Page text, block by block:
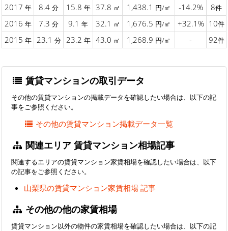
2017 年 8.4 分 15.8 年 37.8 ㎡ 1,438.1 円/㎡ -14.2% 8件
2016 年 7.3 分 9.1 年 32.1 ㎡ 1,676.5 円/㎡ +32.1% 10件
2015 年 23.1 分 23.2 年 43.0 ㎡ 1,268.9 円/㎡ - 92件
賃貸マンションの取引データ
その他の賃貸マンションの掲載データを確認したい場合は、以下の記
事をご参照ください。
その他の賃貸マンション掲載データ一覧
関連エリア 賃貸マンション相場記事
関連するエリアの賃貸マンション家賃相場を確認したい場合は、以下
の記事をご参照ください。
山梨県の賃貸マンション家賃相場 記事
その他の他の家賃相場
賃貸マンション以外の物件の家賃相場を確認したい場合は、以下の記